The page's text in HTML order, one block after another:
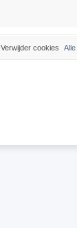
Verwijder cookies